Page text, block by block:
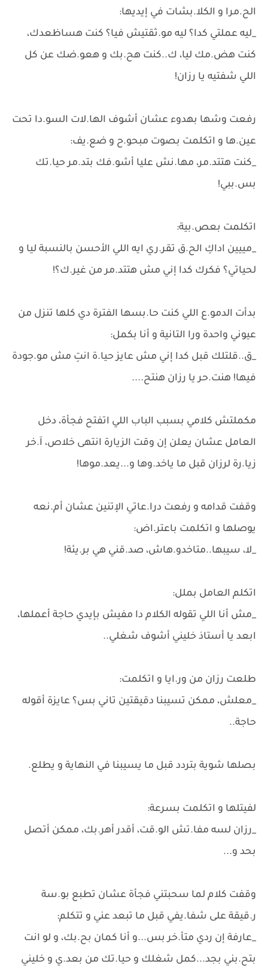
الح.مرا و الكلا.بشات في إيديها:
_ليه عملتي كدا؟ ليه مو.ثقتيش فيا؟ كنت هساظعدك،
كنت هض.مك ليا، ك..كنت هح.بك و هعو.ضك عن كل
اللي شفتيه يا رزان!
رفعت وشها بهدوء عشان أشوف الها.لات السو.دا تحت
عين.ها و اتكلمت بصوت مبحو.ح و ضع.يف:
_كنت هتتد.مر، مها.نش عليا أشو.فك بتد.مر حيا.تك
بس.ببي!
اتكلمت بعص.بية:
_مييين اداكِ الح.ق تقر.ري ايه اللي الأحسن بالنسبة ليا و
لحياتي؟ فكرك كدا إني مش هتتد.مر من غير.ك؟!
بدأت الدمو.ع اللي كنت حا.بسها الفترة دي كلها تنزل من
عيوني واحدة ورا التانية و أنا بكمل:
_ق..قلتلك قبل كدا إني مش عايز حيا.ة انتِ مش مو.جودة
فيها! هنت.حر يا رزان هنتح....
مكملتش كلامي بسبب الباب اللي اتفتح فجأة، دخل
العامل عشان يعلن إن وقت الزيارة انتهى خلاص، آ.خر
زيا.رة لرزان قبل ما ياخد.وها و...يعد.موها!
وقفت قدامه و رفعت درا.عاتي الإتنين عشان أم.نعه
يوصلها و اتكلمت باعتر.اض:
_لا، سيبها..متاخدو.هاش، صد.قني هي بر.يئة!
اتكلم العامل بملل:
_مش أنا اللي تقوله الكلام دا مفيش بإيدي حاجة أعملها،
ابعد يا أستاذ خليني أشوف شغلي..
طلعت رزان من ور.ايا و اتكلمت:
_معلش، ممكن تسيبنا دقيقتين تاني بس؟ عايزة أقوله
حاجة..
بصلها شوية بتردد قبل ما يسيبنا في النهاية و يطلع.
لفيتلها و اتكلمت بسرعة:
_رزان لسه مفا.تش الو.قت، أقدر أهر.بك، ممكن أتصل
بحد و...
وقفت كلام لما سحبتني فجأة عشان تطبع بو.سة
ر.قيقة على شفا.يفي قبل ما تبعد عني و تتكلم:
_عارفة إن ردي متأ.خر بس...و أنا كمان بح.بك، و لو انت
بتح.بني بجد...كمل شغلك و حيا.تك من بعد.ي و خليني